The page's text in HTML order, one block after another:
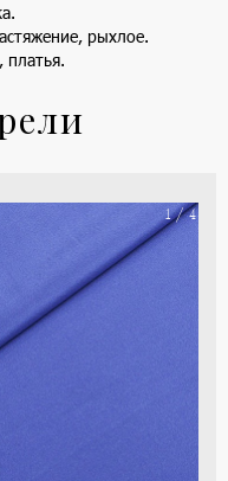
рыхлое.
1 / 4